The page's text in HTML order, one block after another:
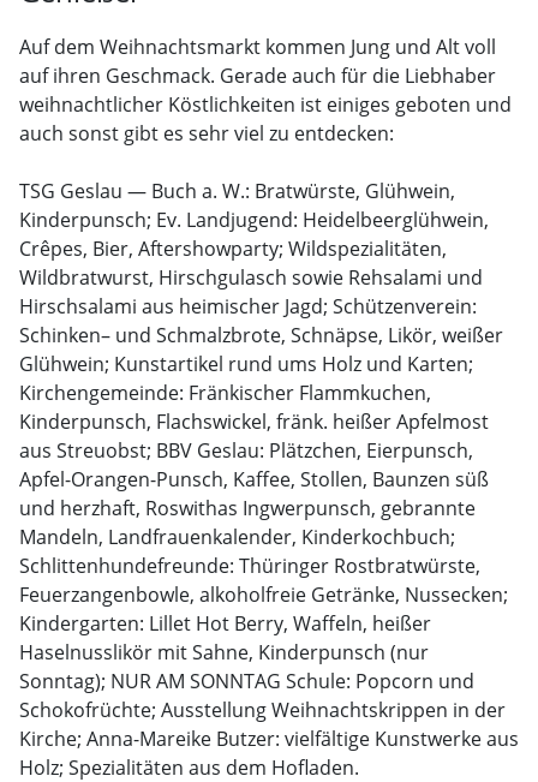
Auf dem Weihnachtsmarkt kommen Jung und Alt voll
auf ihren Geschmack. Gerade auch für die Liebhaber
weihnachtlicher Köstlichkeiten ist einiges geboten und
auch sonst gibt es sehr viel zu entdecken:
TSG Geslau — Buch a. W.: Bratwürste, Glühwein,
Kinderpunsch; Ev. Landjugend: Heidelbeerglühwein,
Crêpes, Bier, Aftershowparty; Wildspezialitäten,
Wildbratwurst, Hirschgulasch sowie Rehsalami und
Hirschsalami aus heimischer Jagd; Schützenverein:
Schinken– und Schmalzbrote, Schnäpse, Likör, weißer
Glühwein; Kunstartikel rund ums Holz und Karten;
Kirchengemeinde: Fränkischer Flammkuchen,
Kinderpunsch, Flachswickel, fränk. heißer Apfelmost
aus Streuobst; BBV Geslau: Plätzchen, Eierpunsch,
Apfel-Orangen-Punsch, Kaffee, Stollen, Baunzen süß
und herzhaft, Roswithas Ingwerpunsch, gebrannte
Mandeln, Landfrauenkalender, Kinderkochbuch;
Schlittenhundefreunde: Thüringer Rostbratwürste,
Feuerzangenbowle, alkoholfreie Getränke, Nussecken;
Kindergarten: Lillet Hot Berry, Waffeln, heißer
Haselnusslikör mit Sahne, Kinderpunsch (nur
Sonntag); NUR AM SONNTAG Schule: Popcorn und
Schokofrüchte; Ausstellung Weihnachtskrippen in der
Kirche; Anna-Mareike Butzer: vielfältige Kunstwerke aus
Holz; Spezialitäten aus dem Hofladen.